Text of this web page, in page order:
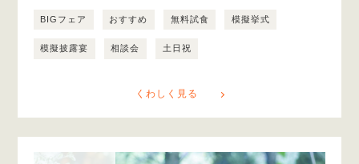
BIGフェア おすすめ 無料試食 模擬挙式
模擬披露宴 相談会 土日祝
くわしく見る